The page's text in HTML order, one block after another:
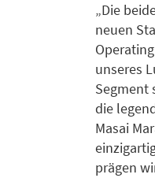
„Die
neuen
unseres
Segment
die
Masai
prägen